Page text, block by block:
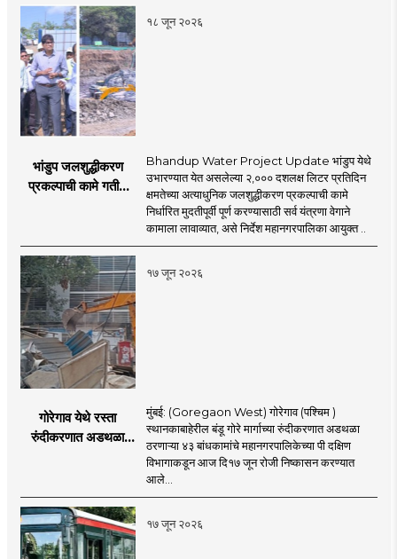
१८ जून २०२६
भांडुप जलशुद्धीकरण
प्रकल्पाची कामे गतीने
Bhandup Water Project Update भांडुप येथे
उभारण्यात येत असलेल्या २,००० दशलक्ष लिटर प्रतिदिन
क्षमतेच्या अत्याधुनिक जलशुद्धीकरण प्रकल्पाची कामे
निर्धारित मुदतीपूर्वी पूर्ण करण्यासाठी सर्व यंत्रणा वेगाने
कामाला लावाव्यात, असे निर्देश महानगरपालिका आयुक्त ..
१७ जून २०२६
गोरेगाव येथे रस्ता
रुंदीकरणात अडथळा
मुंबई: (Goregaon West) गोरेगाव (पश्चिम )
स्थानकाबाहेरील बंडू गोरे मार्गाच्या रुंदीकरणात अडथळा
ठरणाऱ्या ४३ बांधकामांचे महानगरपालिकेच्या पी दक्षिण
विभागाकडून आज दि१७ जून रोजी निष्कासन करण्यात
आले...
१७ जून २०२६